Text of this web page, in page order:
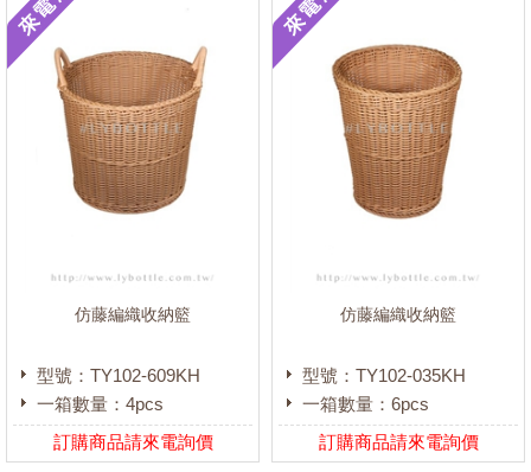
仿藤編織收納籃
型號：TY102-609KH
一箱數量：4pcs
訂購商品請來電詢價
仿藤編織收納籃
型號：TY102-035KH
一箱數量：6pcs
訂購商品請來電詢價